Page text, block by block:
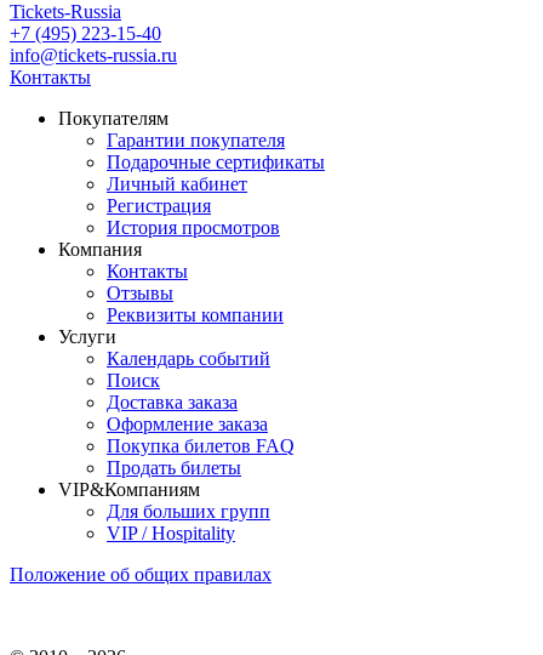
Tickets-Russia
+7 (495) 223-15-40
info@tickets-russia.ru
Контакты
Покупателям
Гарантии покупателя
Подарочные сертификаты
Личный кабинет
Регистрация
История просмотров
Компания
Контакты
Отзывы
Реквизиты компании
Услуги
Календарь событий
Поиск
Доставка заказа
Оформление заказа
Покупка билетов FAQ
Продать билеты
VIP&Компаниям
Для больших групп
VIP / Hospitality
Положение об общих правилах